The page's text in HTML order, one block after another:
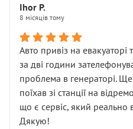
Далі ситуація тільки
• сказали, що тепер
• що біля авто стояти вже
• почали озвучувати купу
чіткого пояснення
( ну все зняли та
Окремий момент, який
мені заявили, що бачок
міняти разом із головним
Ihor P.
8 місяців тому
Авто привіз на евакуаторі
за дві години
проблема в генераторі.
поїхав зі станції на
що є сервіс, який реально
Дякую!